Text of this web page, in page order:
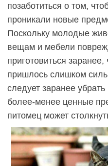
позаботиться о том,
проникали новые
Поскольку молодые
вещам и мебели
приготовиться
пришлось слишком
следует заранее
более-менее ценные
питомец может